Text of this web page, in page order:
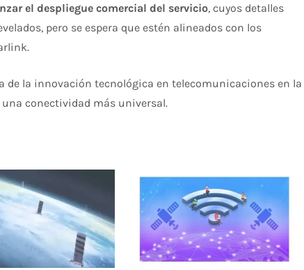
el despliegue comercial del servicio, cuyos detalles
pero se espera que estén alineados con los
de la innovación tecnológica en telecomunicaciones en la
conectividad más universal.